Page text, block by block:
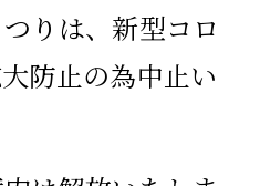
りは、新型コロ
防止の為中止い